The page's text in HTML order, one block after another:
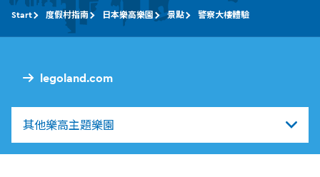
legoland.com
其他樂高主題樂園
Start 度假村指南 日本樂高樂園 景點 警察大樓體驗